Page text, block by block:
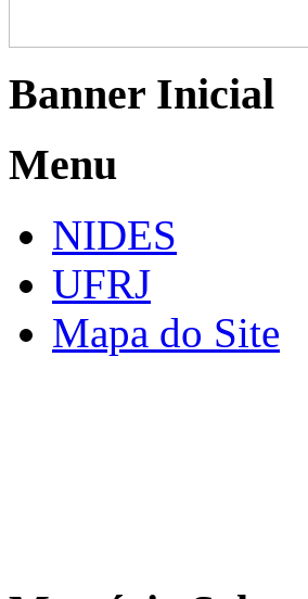
Banner Inicial
Menu
NIDES
UFRJ
Mapa do Site